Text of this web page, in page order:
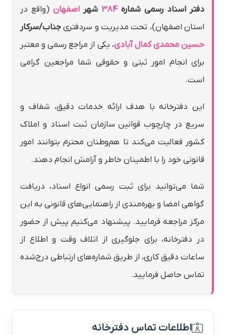
دفتر اسناد رسمی شماره384 شهر اصفهان (واقع در
استان اصفهان)، تحت مدیریت و سردفتریجناب/سرکار
حسين محمدي كمال آبادي، یکی از مراجع رسمی و معتبر
برای انجام امور ثبتی و حقوقی شما مراجعین گرامی
است.
این دفترخانه با هدف ارائه خدمات دقیق، شفاف و
سریع در چارچوب قوانین سازمان ثبت اسناد و املاک
کشور فعالیت می‌کند تا هم‌وطنان محترم بتوانند امور
قانونی خود را با اطمینان خاطر و آرامش انجام دهند.
شما می‌توانید برای ثبت رسمی انواع اسناد، دریافت
گواهی امضا و بهره‌مندی از راهنمایی‌های قانونی به این
مرکز مراجعه فرمایید. پیشنهاد می‌کنیم پیش از حضور
در دفترخانه، برای جلوگیری از اتلاف وقت و اطلاع از
ساعات دقیق کاری، از طریق شماره‌های ارتباطی درج‌شده
تماس حاصل فرمایید.
اطلاعات تماس دفترخانه